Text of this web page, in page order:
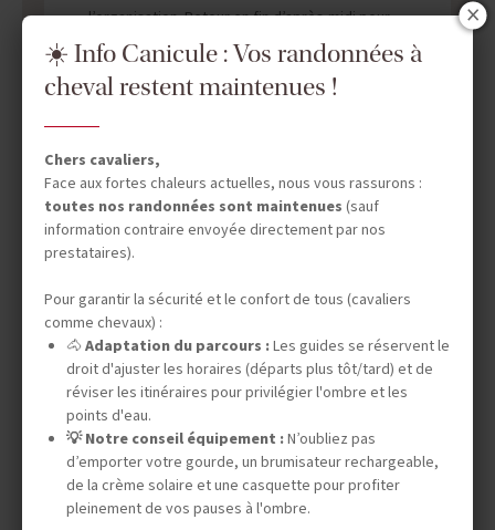
l’organisation. Retour en fin d’après-midi pour
un dîner convivial et la nuitée au centre.
INFOS ÉQUESTRES
INFOS PRATIQUES
☀️ Info Canicule : Vos randonnées à
cheval restent maintenues !
Chers cavaliers,
Face aux fortes chaleurs actuelles, nous vous rassurons :
toutes nos randonnées sont maintenues (sauf
information contraire envoyée directement par nos
prestataires).
Pour garantir la sécurité et le confort de tous (cavaliers
comme chevaux) :
🐴 Adaptation du parcours :Les guides se réservent le
droit d'ajuster les horaires (départs plus tôt/tard) et de
réviser les itinéraires pour privilégier l'ombre et les
points d'eau.
💡 Notre conseil équipement :N’oubliez pas
d’emporter votre gourde, un brumisateur rechargeable,
de la crème solaire et une casquette pour profiter
pleinement de vos pauses à l'ombre.